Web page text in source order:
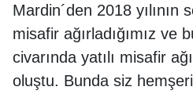
Mardin´den 2018 yılının
misafir ağırladığımız ve
civarında yatılı misafir
oluştu. Bunda siz